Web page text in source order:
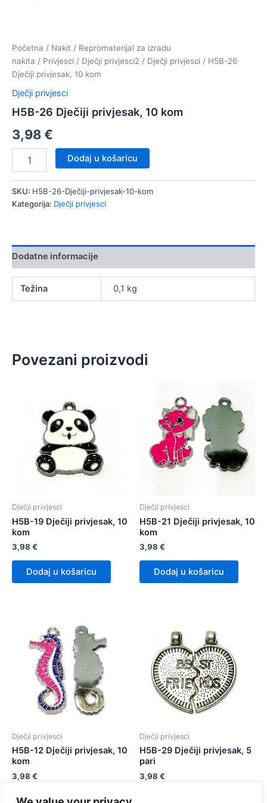
Početna / Nakit / Repromaterijal za izradu
nakita / Privjesci / Dječji privjesci2 / Dječji privjesci / H5B-26
Dječiji privjesak, 10 kom
Dječji privjesci
H5B-26 Dječiji privjesak, 10 kom
3,98€
privjesak,
10
Dodaj u košaricu
SKU: H5B-26-Dječiji-privjesak-10-kom
Kategorija: Dječji privjesci
Dodatne informacije
Težina 0,1 kg
Povezani proizvodi
Dječji privjesci
H5B-19 Dječiji privjesak, 10
kom
3,98 €
Dodaj u košaricu
Dječji privjesci
H5B-21 Dječiji privjesak, 10
kom
3,98 €
Dodaj u košaricu
Dječji privjesci
H5B-12 Dječiji privjesak, 10
kom
3,98 €
Dječji privjesci
H5B-29 Dječiji privjesak, 5
pari
3,98 €